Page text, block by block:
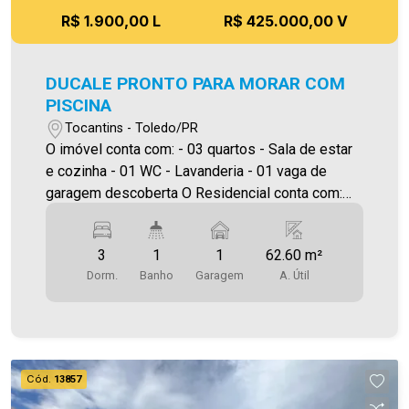
R$ 1.900,00 L R$ 425.000,00 V
DUCALE PRONTO PARA MORAR COM
PISCINA
Tocantins - Toledo/PR
O imóvel conta com: - 03 quartos - Sala de estar
e cozinha - 01 WC - Lavanderia - 01 vaga de
garagem descoberta O Residencial conta com:
,Espaço Bem-Estar,Terraço, Quadra poliesportiva,
acadêmica, Salão de Festas, Espaço Gourmet
Quiosque I e II, Pergolado, Lounge, Espaço Kids,
seguranca Portaria com guarita 24 horas. Valor do
condominio não contempla: consumo de Água,
3
Dorm.
1
Banho
1
Garagem
62.60 m²
A. Útil
Cód. 13857